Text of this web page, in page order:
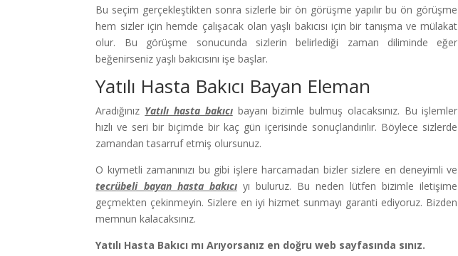
Bu seçim gerçekleştikten sonra sizlerle bir ön görüşme yapılır bu ön görüşme
hem sizler için hemde çalışacak olan yaşlı bakıcısı için bir tanışma ve mülakat
olur. Bu görüşme sonucunda sizlerin belirlediği zaman diliminde eğer
beğenirseniz yaşlı bakıcısını işe başlar.
Yatılı Hasta Bakıcı Bayan Eleman
Aradığınız Yatılı hasta bakıcıbayanı bizimle bulmuş olacaksınız. Bu işlemler
hızlı ve seri bir biçimde bir kaç gün içerisinde sonuçlandırılır. Böylece sizlerde
zamandan tasarruf etmiş olursunuz.
O kıymetli zamanınızı bu gibi işlere harcamadan bizler sizlere en deneyimli ve
tecrübeli bayan hasta bakıcıyı buluruz. Bu neden lütfen bizimle iletişime
geçmekten çekinmeyin. Sizlere en iyi hizmet sunmayı garanti ediyoruz. Bizden
memnun kalacaksınız.
Yatılı Hasta Bakıcı mı Arıyorsanız en doğru web sayfasında sınız.